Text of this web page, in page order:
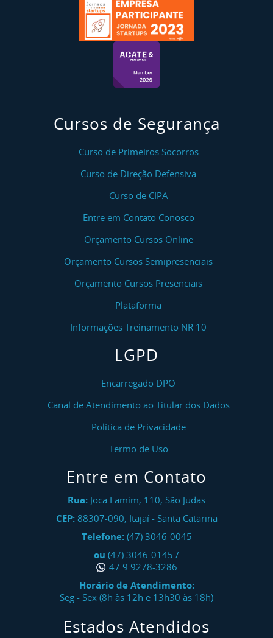
Cursos de Segurança
Curso de Primeiros Socorros
Curso de Direção Defensiva
Curso de CIPA
Entre em Contato Conosco
Orçamento Cursos Online
Orçamento Cursos Semipresenciais
Orçamento Cursos Presenciais
Plataforma
Informações Treinamento NR 10
LGPD
Encarregado DPO
Canal de Atendimento ao Titular dos Dados
Política de Privacidade
Termo de Uso
Entre em Contato
Rua: Joca Lamim, 110, São Judas
CEP: 88307-090, Itajaí- Santa Catarina
Telefone: (47) 3046-0045
ou (47) 3046-0145 /
47 9 9278-3286
Horário de Atendimento:
Seg - Sex (8h às 12h e 13h30 às 18h)
Estados Atendidos